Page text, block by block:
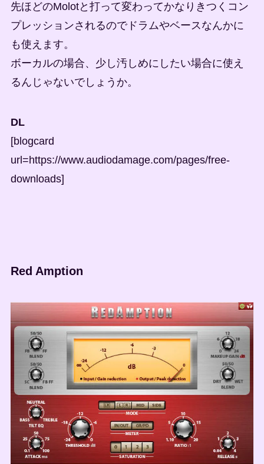
先ほどのMolotと打って変わってかなりきつくコン
プレッションされるのでドラムやベースなんかに
も使えます。
ボーカルの場合、少し汚しめにしたい場合に使え
るんじゃないでしょうか。
DL
[blogcard
url=https://www.audiodamage.com/pages/free-
downloads]
Red Amption